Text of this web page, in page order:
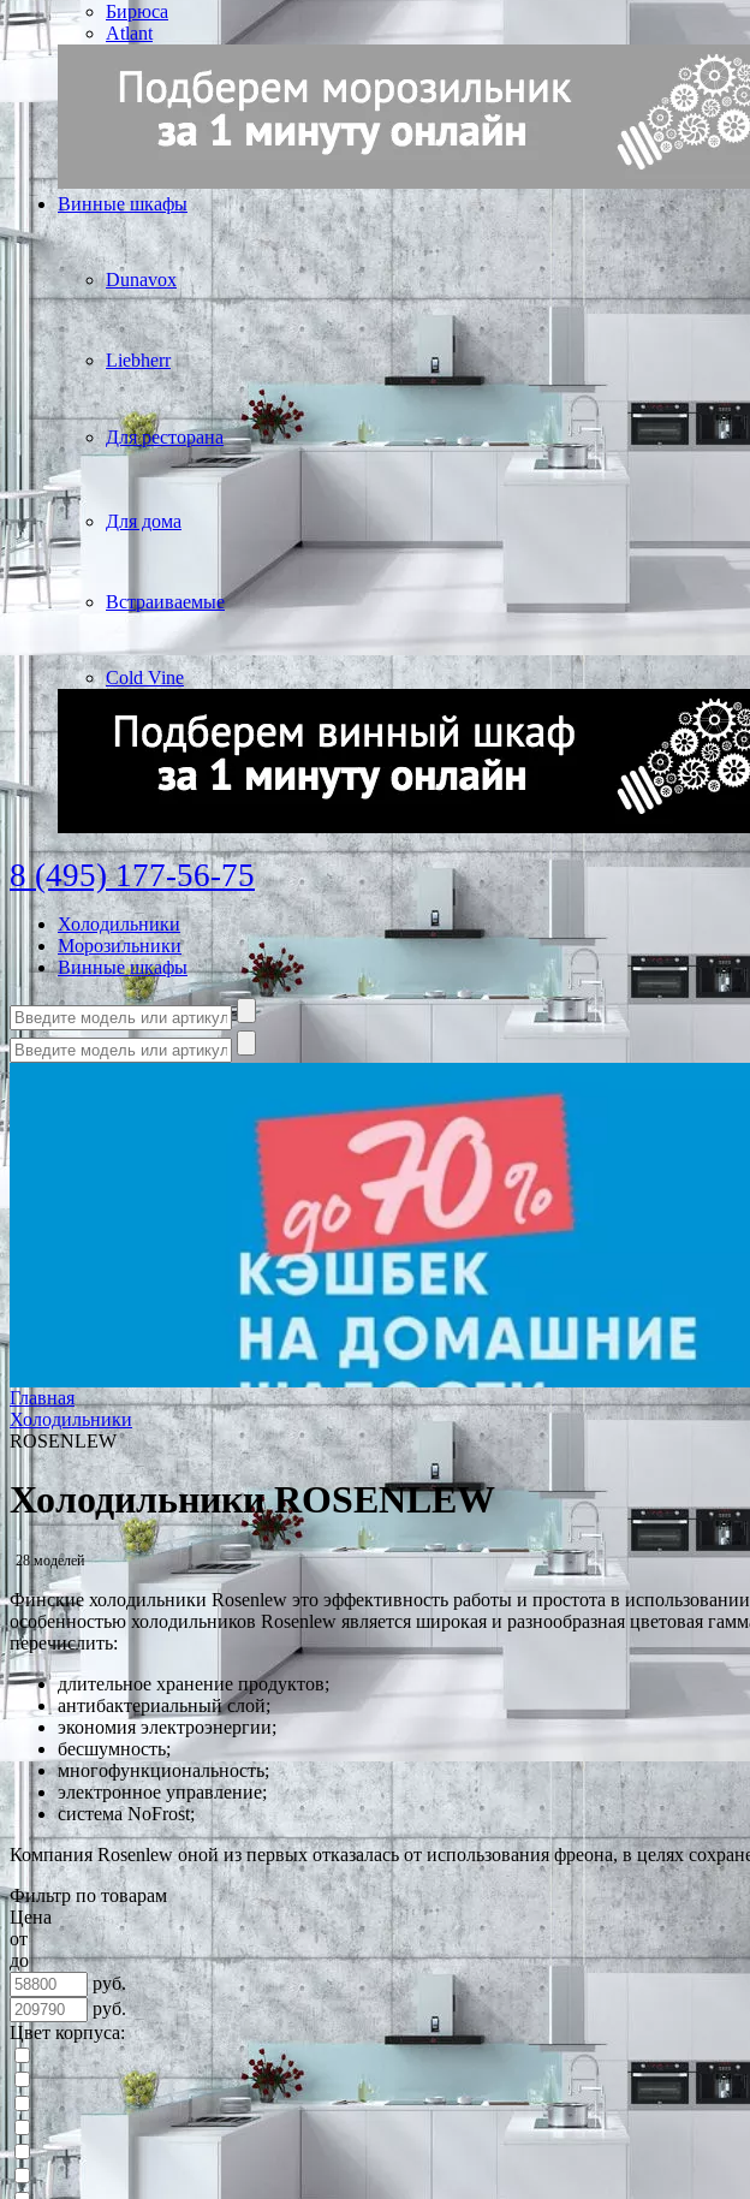
Бирюса
Atlant
Винные шкафы
Dunavox
Liebherr
Для ресторана
Для дома
Встраиваемые
Cold Vine
8 (495) 177-56-75
Холодильники
Морозильники
Винные шкафы
Главная
Холодильники
ROSENLEW
Холодильники ROSENLEW
28 моделей
Финские холодильники Rosenlew это эффективность работы и простота в
особенностью холодильников Rosenlew является широкая и разнообразная цветовая
перечислить:
длительное хранение продуктов;
антибактериальный слой;
экономия электроэнергии;
бесшумность;
многофункциональность;
электронное управление;
система NoFrost;
Компания Rosenlew оной из первых отказалась от использования фреона, в целях
Фильтр по товарам
Цена
от
до
руб.
руб.
Цвет корпуса: